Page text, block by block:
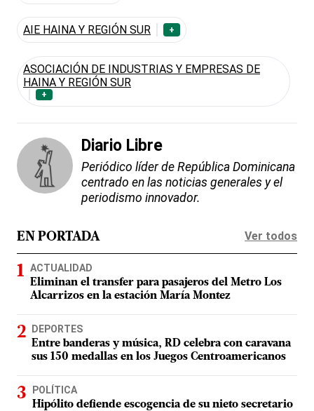
AIE HAINA Y REGIÓN SUR +
ASOCIACIÓN DE INDUSTRIAS Y EMPRESAS DE
HAINA Y REGIÓN SUR
+
Diario Libre
Periódico líder de República Dominicana
centrado en las noticias generales y el
periodismo innovador.
EN PORTADA Ver todos
ACTUALIDAD
Eliminan el transfer para pasajeros del Metro Los
Alcarrizos en la estación María Montez
DEPORTES
Entre banderas y música, RD celebra con caravana
sus 150 medallas en los Juegos Centroamericanos
POLÍTICA
Hipólito defiende escogencia de su nieto secretario